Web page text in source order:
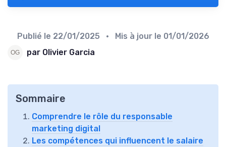
Publié le 22/01/2025 • Mis à jour le 01/01/2026
par Olivier Garcia
Sommaire
Comprendre le rôle du responsable
marketing digital
Les compétences qui influencent le salaire